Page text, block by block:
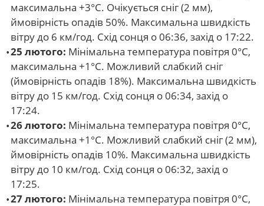
максимальна +3°С. Очікується сніг (2 мм),
ймовірність опадів 50%. Максимальна швидкість
вітру до 6 км/год. Схід сонця о 06:36, захід о 17:22.
25 лютого: Мінімальна температура повітря 0°С,
максимальна +1°С. Можливий слабкий сніг
(ймовірність опадів 18%). Максимальна швидкість
вітру до 15 км/год. Схід сонця о 06:34, захід о
17:24.
26 лютого: Мінімальна температура повітря 0°С,
максимальна +1°С. Можливий слабкий сніг (2 мм),
ймовірність опадів 10%. Максимальна швидкість
вітру до 10 км/год. Схід сонця о 06:32, захід о
17:25.
27 лютого: Мінімальна температура повітря 0°С,